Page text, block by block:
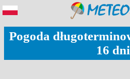
Pogoda
16 dni